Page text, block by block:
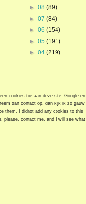
►08(89)
►07(84)
►06(154)
►05(191)
►04(219)
cookies toe aan deze site. Google en
dan contact op, dan kijk ik zo gauw
them. I didnot add any cookies to this
please, contact me, and I will see what I